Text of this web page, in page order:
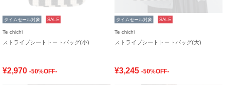
タイムセール対象 SALE
Te chichi
ストライプシートトートバッグ(小)
¥2,970 -50%OFF-
タイムセール対象 SALE
Te chichi
ストライプシートトートバッグ(大)
¥3,245 -50%OFF-